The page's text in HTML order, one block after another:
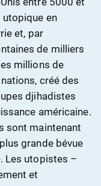
en
et, par
de milliers
millions de
créé des
djihadistes
américaine.
sont maintenant
grande bévue
Les utopistes –
et